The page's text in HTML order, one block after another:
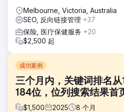
Melbourne, Victoria, Australia
SEO, 反向链接管理 +37
保险, 医疗保健服务 +20
$2,500 起
成功案例
三个月内，关键词排名
184位，位列搜索结果首
$1,500 2025 8 个月